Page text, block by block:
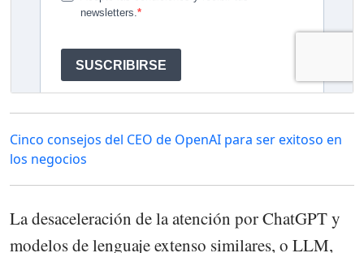
Cinco consejos del CEO de OpenAI para ser exitoso en
los negocios
La desaceleración de la atención por ChatGPT y
modelos de lenguaje extenso similares, o LLM,